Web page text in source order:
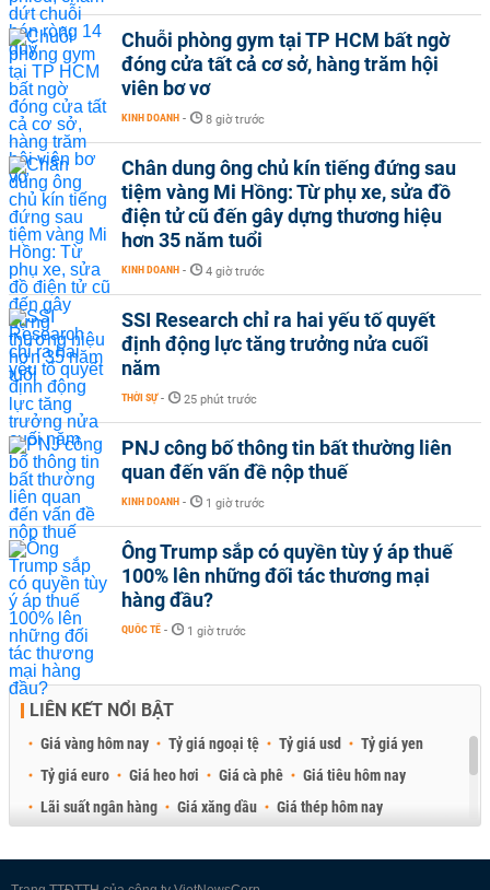
Chuỗi phòng gym tại TP HCM bất ngờ
đóng cửa tất cả cơ sở, hàng trăm hội
viên bơ vơ
KINH DOANH - 8 giờ trước
Chân dung ông chủ kín tiếng đứng sau
tiệm vàng Mi Hồng: Từ phụ xe, sửa đồ
điện tử cũ đến gây dựng thương hiệu
hơn 35 năm tuổi
KINH DOANH - 4 giờ trước
SSI Research chỉ ra hai yếu tố quyết
định động lực tăng trưởng nửa cuối
năm
THỜI SỰ - 25 phút trước
PNJ công bố thông tin bất thường liên
quan đến vấn đề nộp thuế
KINH DOANH - 1 giờ trước
Ông Trump sắp có quyền tùy ý áp thuế
100% lên những đối tác thương mại
hàng đầu?
QUỐC TẾ - 1 giờ trước
LIÊN KẾT NỔI BẬT
Giá vàng hôm nay Tỷ giá ngoại tệ Tỷ giá usd
Tỷ giá yen
Tỷ giá euro
Giá heo hơi Giá cà phê
Giá tiêu hôm nay
Lãi suất ngân hàng
Giá xăng dầu
Giá thép hôm nay